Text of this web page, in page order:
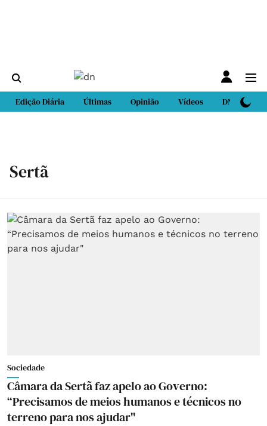
Edição Diária Últimas Opinião Vídeos DN Sport
Sertã
Sociedade
Câmara da Sertã faz apelo ao Governo:
“Precisamos de meios humanos e técnicos no
terreno para nos ajudar"